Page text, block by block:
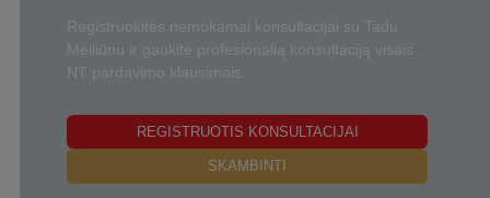
Registruokitės nemokamai konsultacijai su Tadu
Meiliūnu ir gaukite profesionalią konsultaciją visais
NT pardavimo klausimais.
REGISTRUOTIS KONSULTACIJAI
SKAMBINTI